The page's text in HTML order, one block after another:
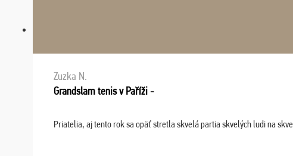
Zuzka N.
Grandslam tenis v Paříži -
Priatelia, aj tento rok sa opäť stretla skvelá partia skvelých ludi na